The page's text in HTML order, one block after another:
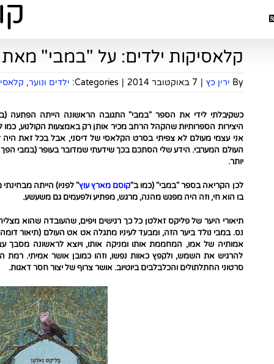
קלאסיקות ילדים: על "במבי"
By ירין כץ | 7 באוקטובר 2014 |
Categories: ילדים ונוער,
כשקיבלתי לידי את הספר "במבי" התגובה הראשונה הייתה הפתעה
היצירות הספרותיות שהקהל הרחב מכיר אותן רק באמצעות הקולנוע,
אני עצמי מעולם לא צפיתי בסרט הקלאסי של דיסני, אבל בכל זאת היה
העולם המערבי. הידע שלי הסתכם בכך שידעתי שמדובר בעופר (במבי
יותר.
לכן הקריאה בספר "במבי" (כמו ב"קוסם מארץ עוץ" לפניו) הייתה
בו הוא חי, וזה היה מפגש מהנה, מרגש, מפתיע ולפעמים גם משעשע.
תיאורי היער של פליקס זאלטן כל כך רגישים ויפים, שהעובדה שהוא
נס. במבי נולד ביער הזה, ומבעד לעיניו מתגלה אט אט העולם (תיאור
אמותיה של אמו, המחממת אותו ומניקה אותו, ויוצא לראשונה מסבך
להרגיש את השמש, ולקפץ כאוות נפשו, וזהו כמובן אושר אמיתי. רמת
סרטוני החתלתולים והכלבלבים ביוטיוב. אושר צרוף של יצור חסר דאגות.